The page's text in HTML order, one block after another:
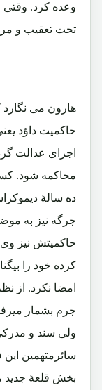
وعده کرد. وقتی
تحت تعقیب و
هارون می نگارد
حاکمیت داؤد
اجرای عدالت
محاکمه شود.
ده سالۀ
جرگه نیز به
حاکمیتش نیز وی
کرده خود را
امضا نکرد. از
جرم بشمار
ولی سند و
سائرمتهمین این
بخش قلعۀ جدید